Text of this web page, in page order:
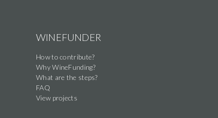
WINEFUNDER
How to contribute?
Why WineFunding?
What are the steps?
FAQ
View projects